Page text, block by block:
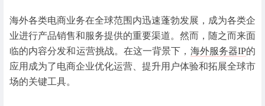
海外各类电商业务在全球范围内迅速蓬勃发展，成为各类企
业进行产品销售和服务提供的重要渠道。然而，随之而来面
临的内容分发和运营挑战。在这一背景下， 海外服务器IP的
应用成为了电商企业优化运营、提升用户体验和拓展全球市
场的关键工具。